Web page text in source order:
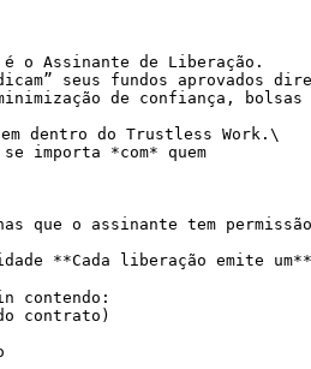
o Assinante de Liberação.
seus fundos aprovados
de confiança,
dentro do Trustless Work.\
importa *com* quem
que o assinante tem
**Cada liberação emite
contendo:
contrato)